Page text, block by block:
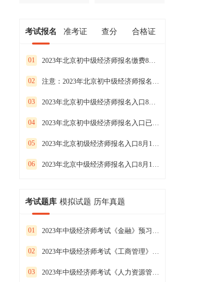
考试报名 准考证 查分 合格证
01 2023年北京初中级经济师报名缴费8月27日截止抓紧缴费
02 注意：2023年北京初中级经济师报名缴费已开始！
03 2023年北京初中级经济师报名入口8月21日16:00关闭
04 2023年北京初中级经济师报名入口已开通
05 2023年北京初级经济师报名入口8月11日开通
06 2023年北京中级经济师报名入口8月11日开通
考试题库 模拟试题 历年真题
01 2023年中级经济师考试《金融》预习试卷（二）
02 2023年中级经济师考试《工商管理》预习试卷（一）
03 2023年中级经济师考试《人力资源管理》预习试卷（三）